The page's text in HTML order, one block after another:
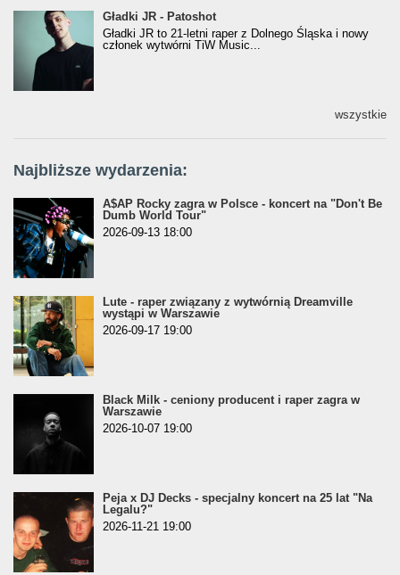
Gładki JR - Patoshot
Gładki JR - Patoshot
Gładki JR to 21-letni raper z Dolnego Śląska i nowy
członek wytwórni TiW Music...
wszystkie
Najbliższe wydarzenia:
A$AP Rocky zagra w Polsce - koncert na "Don't Be
Dumb World Tour"
2026-09-13 18:00
Lute - raper związany z wytwórnią Dreamville
wystąpi w Warszawie
2026-09-17 19:00
Black Milk - ceniony producent i raper zagra w
Warszawie
2026-10-07 19:00
Peja x DJ Decks - specjalny koncert na 25 lat "Na
Legalu?"
2026-11-21 19:00